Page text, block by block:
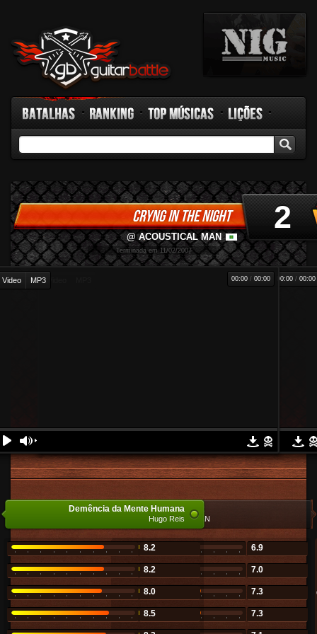
GB TV
Rádio Fórum Facebook
CRYNG IN THE NIGHT 2
-
@ ACOUSTICAL MAN
Terminada em 11/02/2007
00:00 / 00:00
Video MP3 00:00 / 00:00
Cryng in the Night
@ ACOUSTICAL MAN
6.9
7.0
7.3
7.3
Demência da Mente Humana
Hugo Reis
8.2
8.2
8.0
8.5